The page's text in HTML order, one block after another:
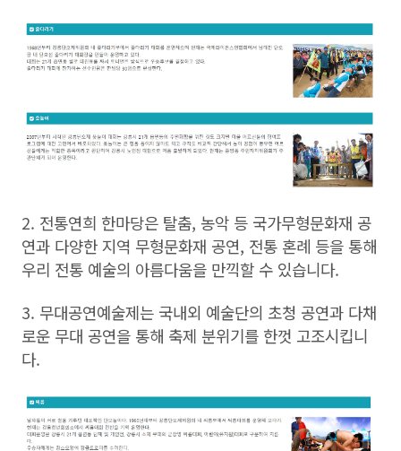
2. 전통연희 한마당은 탈춤, 농악 등 국가무형문화재 공
연과 다양한 지역 무형문화재 공연, 전통 혼례 등을 통해
우리 전통 예술의 아름다움을 만끽할 수 있습니다.
3. 무대공연예술제는 국내외 예술단의 초청 공연과 다채
로운 무대 공연을 통해 축제 분위기를 한껏 고조시킵니
다.